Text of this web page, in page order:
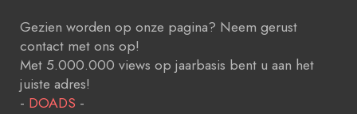
Gezien worden op onze pagina? Neem gerust
contact met ons op!
Met 5.000.000 views op jaarbasis bent u aan het
juiste adres!
- DOADS -